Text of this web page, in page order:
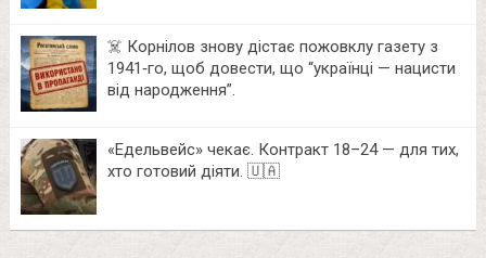
☠️ Корнілов знову дістає пожовклу газету з
1941‑го, щоб довести, що “українці — нацисти
від народження”.
«Едельвейс» чекає. Контракт 18–24 — для тих,
хто готовий діяти. 🇺🇦